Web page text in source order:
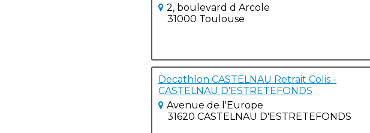
2, boulevard d Arcole
31000 Toulouse
Decathlon CASTELNAU Retrait Colis -
CASTELNAU D'ESTRETEFONDS
Avenue de l'Europe
31620 CASTELNAU D'ESTRETEFONDS